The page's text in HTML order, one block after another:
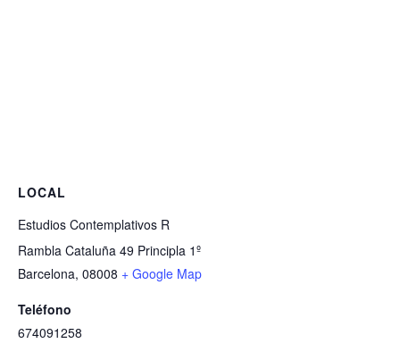
LOCAL
Estudios Contemplativos R
Rambla Cataluña 49 Principla 1º
Barcelona, 08008 + Google Map
Teléfono
674091258